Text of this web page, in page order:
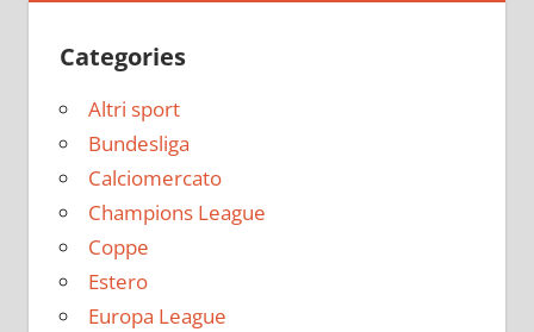
Categories
Altri sport
Bundesliga
Calciomercato
Champions League
Coppe
Estero
Europa League